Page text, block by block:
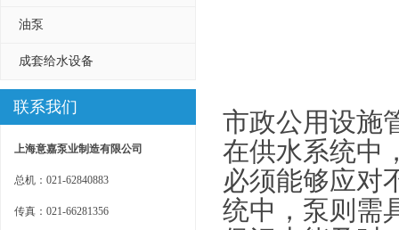
油泵
成套给水设备
联系我们
上海意嘉泵业制造有限公司
总机：021-62840883
传真：021-66281356
市政公用设施
在供水系统中
必须能够应对
统中，泵则需